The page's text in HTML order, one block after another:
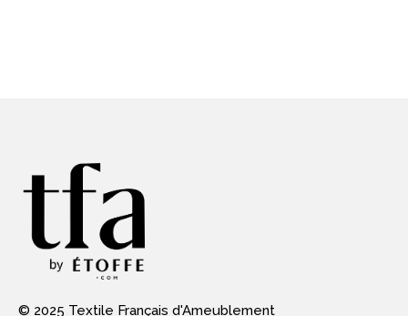
© 2025 Textile Français d'Ameublement